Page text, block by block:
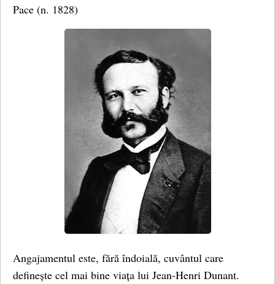
Pace (n. 1828)
Angajamentul este, fără îndoială, cuvântul care
definește cel mai bine viața lui Jean-Henri Dunant.